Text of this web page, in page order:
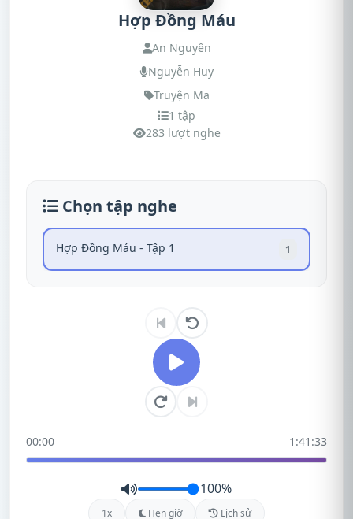
Hợp Đồng Máu
An Nguyên
Nguyễn Huy
Truyện Ma
1 tập
283 lượt nghe
Chọn tập nghe
Hợp Đồng Máu - Tập 1 1
00:00 1:41:33
100%
1x Hẹn giờ Lịch sử